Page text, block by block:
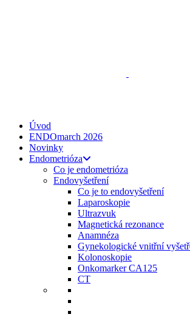
Úvod
ENDOmarch 2026
Novinky
Endometrióza
Co je endometrióza
Endovyšetření
Co je to endovyšetření
Laparoskopie
Ultrazvuk
Magnetická rezonance
Anamnéza
Gynekologické vnitřní
Kolonoskopie
Onkomarker CA125
CT